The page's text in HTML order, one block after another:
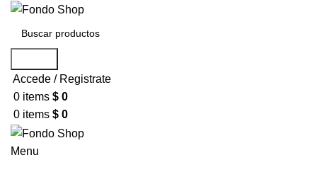
Accede / Registrate
0 items $ 0
0 items $ 0
Menu